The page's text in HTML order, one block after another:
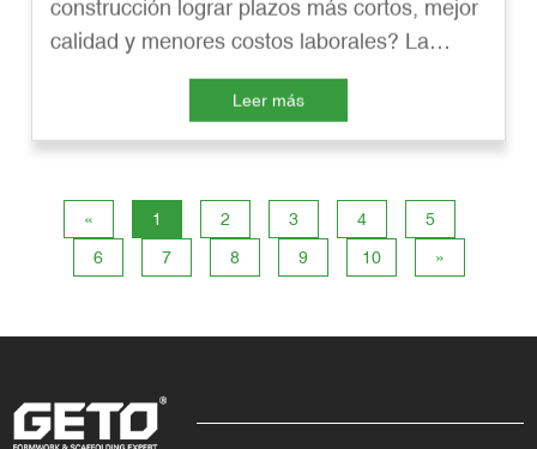
construcción lograr plazos más cortos, mejor
calidad y menores costos laborales? La
respuesta reside en la PPVC (Construcción
Volumétrica Prefabricada y Preacabada).
Esta guía explora la tecnología, los
2026, abarcando sistemas de moldes,
herramientas digitales y comparaciones con
la industria.
Leer más
« 1 2 3 4
5
6
7 8 9 10 »